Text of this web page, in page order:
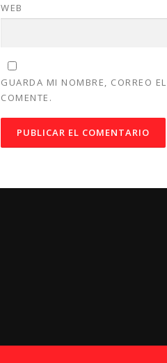
WEB
GUARDA MI NOMBRE, CORREO
COMENTE.